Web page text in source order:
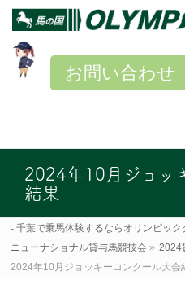
お問い合わせ
2024年10月ジョッ
結果
千葉で乗馬体験するならオリンピック
ニューナショナル貸与馬競技会 » 2024
2024年10月ジョッキーコンクール大会